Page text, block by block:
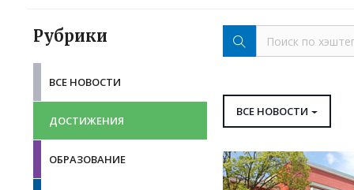
Рубрики
ВСЕ НОВОСТИ
ДОСТИЖЕНИЯ
ОБРАЗОВАНИЕ
ВСЕ НОВОСТИ